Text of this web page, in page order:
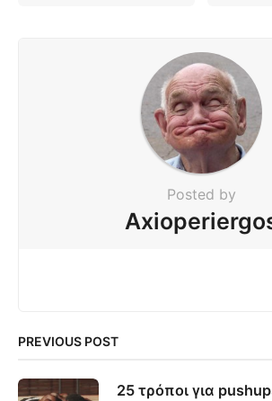
Posted by
PREVIOUS POST
25 τρόποι για